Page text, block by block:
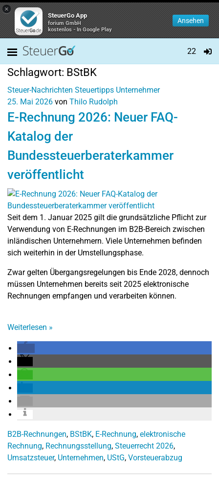
×
SteuerGo App
forium GmbH
kostenlos - In Google Play
Ansehen
22
Schlagwort: BStBK
Steuer-Nachrichten Steuertipps Unternehmer
25. Mai 2026 von Thilo Rudolph
E-Rechnung 2026: Neuer FAQ-
Katalog der
Bundessteuerberaterkammer
veröffentlicht
Seit dem 1. Januar 2025 gilt die grundsätzliche Pflicht zur
Verwendung von E-Rechnungen im B2B-Bereich zwischen
inländischen Unternehmern. Viele Unternehmen befinden
sich weiterhin in der Umstellungsphase.
Zwar gelten Übergangsregelungen bis Ende 2028, dennoch
müssen Unternehmen bereits seit 2025 elektronische
Rechnungen empfangen und verarbeiten können.
Weiterlesen »
B2B-Rechnungen, BStBK, E-Rechnung, elektronische
Rechnung, Rechnungsstellung, Steuerrecht 2026,
Umsatzsteuer, Unternehmen, UStG, Vorsteuerabzug